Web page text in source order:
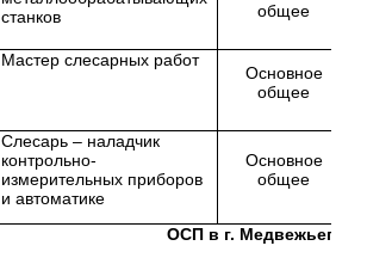
станков
общее
Мастер слесарных работ
Основное
общее
Слесарь – наладчик
контрольно-
измерительных приборов
и автоматике
Основное
общее
ОСП в г.